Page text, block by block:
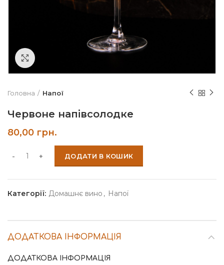
Головна Напої
Червоне напівсолодке
80,00 грн.
ДОДАТИ В КОШИК
Категорії: Домашнє вино , Напої
ДОДАТКОВА ІНФОРМАЦІЯ
ДОДАТКОВА ІНФОРМАЦІЯ